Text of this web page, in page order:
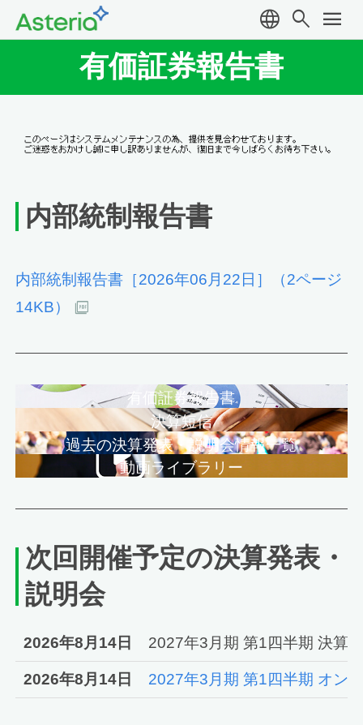
language search menu
有価証券報告書
内部統制報告書
内部統制報告書［2026年06月22日］（2ページ
14KB）
有価証券報告書
決算短信
過去の決算発表・説明会情報一覧
動画ライブラリー
次回開催予定の決算発表・
説明会
2026年8月14日 2027年3月期 第1四半期 決算
2026年8月14日 2027年3月期 第1四半期 オン